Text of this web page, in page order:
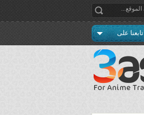
تابعنا على